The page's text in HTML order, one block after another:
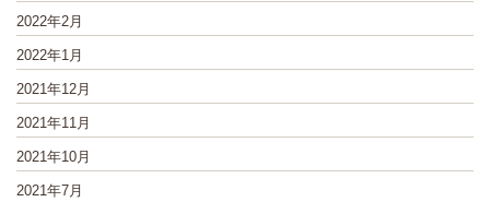
2022年2月
2022年1月
2021年12月
2021年11月
2021年10月
2021年7月